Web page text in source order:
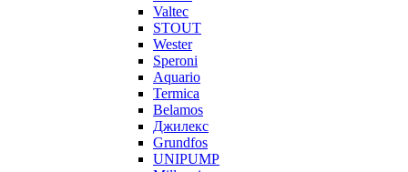
Valtec
STOUT
Wester
Speroni
Aquario
Termica
Belamos
Джилекс
Grundfos
UNIPUMP